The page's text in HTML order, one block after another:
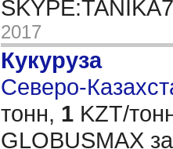
2017
Кукуруза
Северо-
тонн, 1 KZT/
GLOBUSMAX